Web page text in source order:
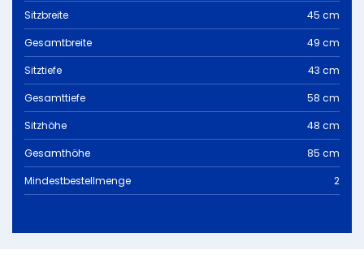
Sitzbreite
45 cm
Gesamtbreite
49 cm
Sitztiefe
43 cm
Gesamttiefe
58 cm
Sitzhöhe
48 cm
Gesamthöhe
85 cm
Mindestbestellmenge
2